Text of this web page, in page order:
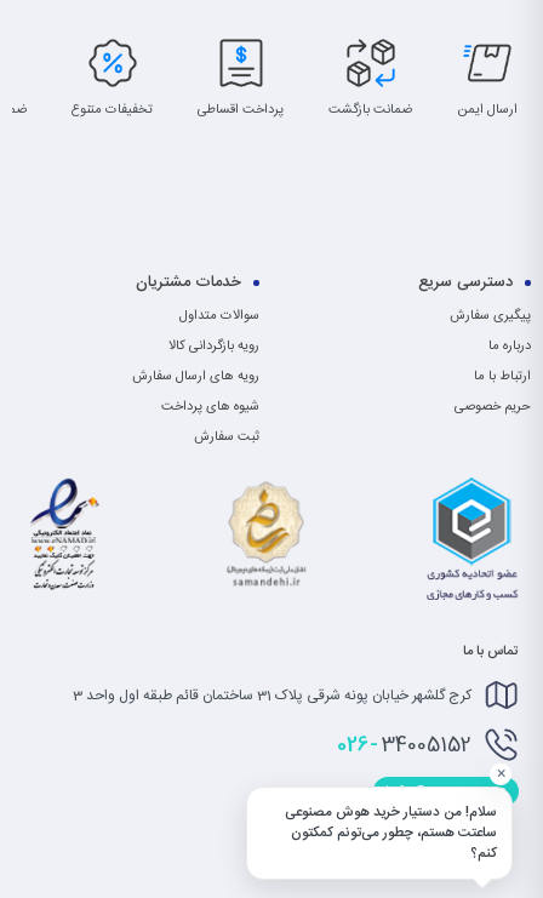
ارسال ایمن ضمانت بازگشت پرداخت اقساطی تخفیفات متنوع
دسترسی سریع
پیگیری سفارش
درباره ما
ارتباط با ما
حریم خصوصی
خدمات مشتریان
سوالات متداول
رویه بازگردانی کالا
رویه های ارسال سفارش
شیوه های پرداخت
ثبت سفارش
تماس با ما
کرج گلشهر خیابان پونه شرقی پلاک 31 ساختمان قائم طبقه اول واحد 3
026-34005152
info@saatet.com
سلام! من دستیار خرید هوش مصنوعی
ساعتت هستم، چطور می‌تونم کمکتون
کنم؟
×